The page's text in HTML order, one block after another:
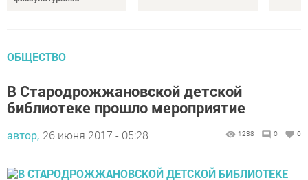
ОБЩЕСТВО
В Стародрожжановской детской
библиотеке прошло мероприятие
автор, 26 июня 2017 - 05:28 1238 0 0